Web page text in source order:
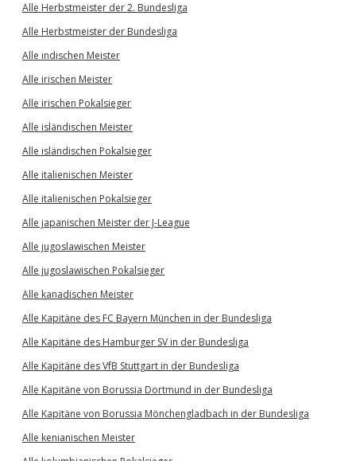
Alle Herbstmeister der 2. Bundesliga
Alle Herbstmeister der Bundesliga
Alle indischen Meister
Alle irischen Meister
Alle irischen Pokalsieger
Alle isländischen Meister
Alle isländischen Pokalsieger
Alle italienischen Meister
Alle italienischen Pokalsieger
Alle japanischen Meister der J-League
Alle jugoslawischen Meister
Alle jugoslawischen Pokalsieger
Alle kanadischen Meister
Alle Kapitäne des FC Bayern München in der Bundesliga
Alle Kapitäne des Hamburger SV in der Bundesliga
Alle Kapitäne des VfB Stuttgart in der Bundesliga
Alle Kapitäne von Borussia Dortmund in der Bundesliga
Alle Kapitäne von Borussia Mönchengladbach in der Bundesliga
Alle kenianischen Meister